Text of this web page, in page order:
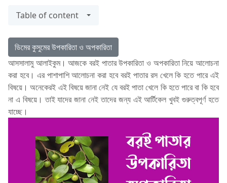
Table of content
ডিমের কুসুমের উপকারিতা ও অপকারিতা
আসসালামু আলাইকুম। আজকে বরই পাতার উপকারিতা ও অপকারিতা নিয়ে আলোচনা
করা হবে। এর পাশাপাশি আলোচনা করা হবে বরই পাতার রস খেলে কি হতে পারে এই
বিষয়ে। অনেকেরই এই বিষয়ে জানা নেই যে বরই পাতা খেলে কি হতে পারে বা কি হবে
না এ বিষয়ে। তাই যাদের জানা নেই তাদের জন্য এই আর্টিকেল খুবই গুরুত্বপূর্ণ হতে
যাচ্ছে।